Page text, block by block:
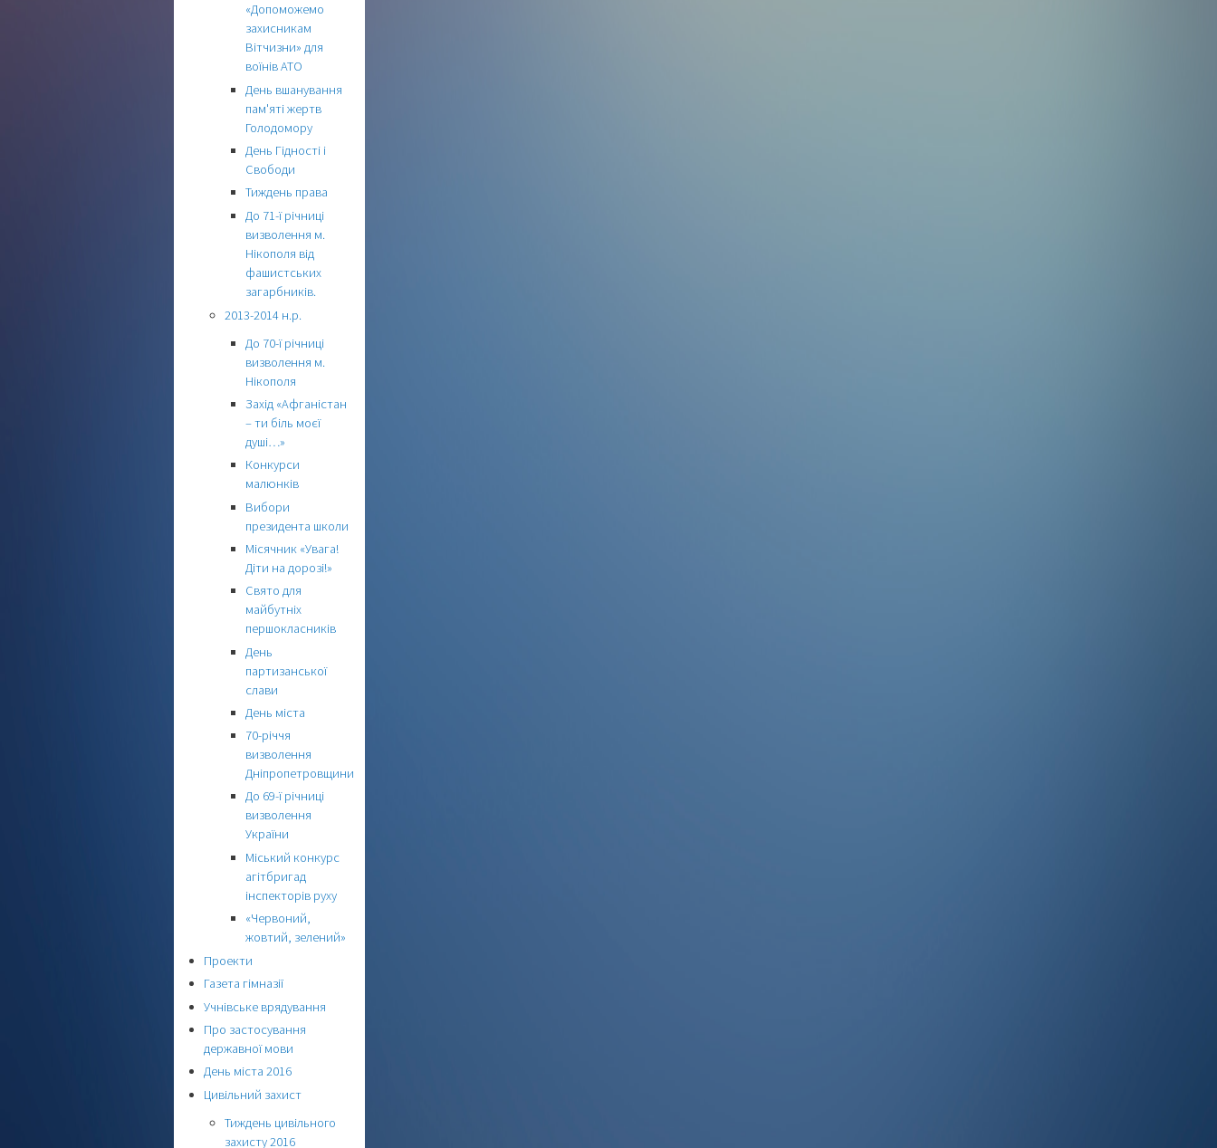
«Допоможемо
захисникам
Вітчизни» для
воїнів АТО
День вшанування
пам'яті жертв
Голодомору
День Гідності і
Свободи
Тиждень права
До 71-ї річниці
визволення м.
Нікополя від
фашистських
загарбників.
2013-2014 н.р.
До 70-ї річниці
визволення м.
Нікополя
Захід «Афганістан
– ти біль моєї
душі…»
Конкурси
малюнків
Вибори
президента школи
Місячник «Увага!
Діти на дорозі!»
Свято для
майбутніх
першокласників
День
партизанської
слави
День міста
70-річчя
визволення
Дніпропетровщини
До 69-ї річниці
визволення
України
Міський конкурс
агітбригад
інспекторів руху
«Червоний,
жовтий, зелений»
Проекти
Газета гімназії
Учнівське врядування
Про застосування
державної мови
День міста 2016
Цивільний захист
Тиждень цивільного
захисту 2016